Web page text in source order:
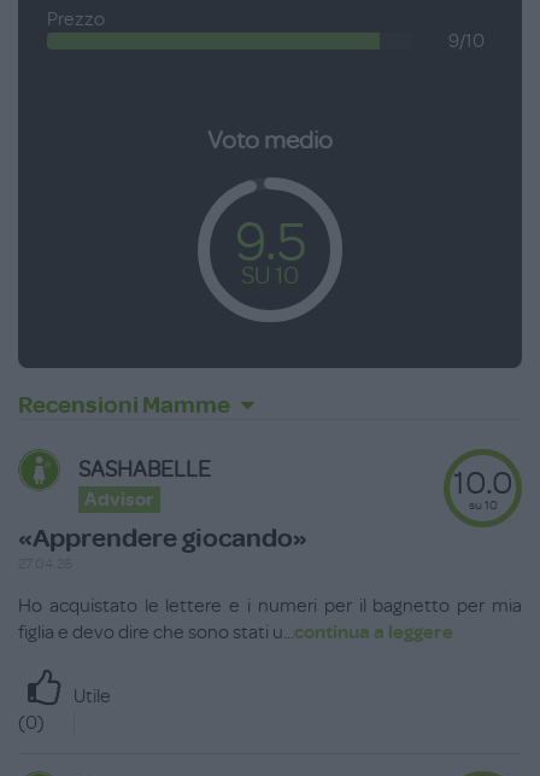
Prezzo
9/10
Voto medio
9.5
SU 10
Recensioni Mamme
SASHABELLE
Advisor
«Apprendere giocando»
10.0
su 10
Ho acquistato le lettere e i numeri per il bagnetto per mia
figlia e devo dire che sono stati u...continua a leggere
Utile
(0)